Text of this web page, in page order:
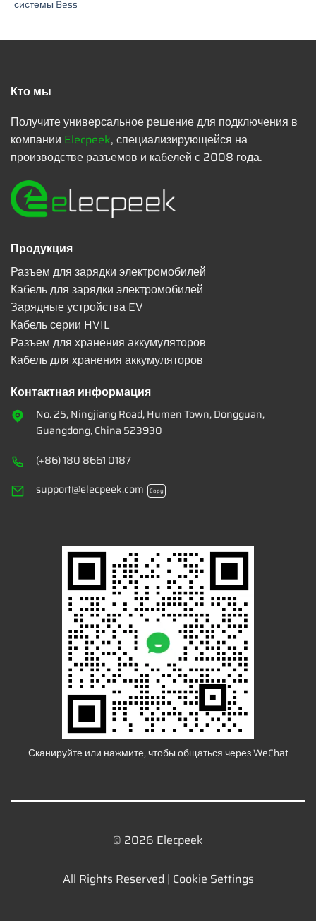
системы Bess
Кто мы
Получите универсальное решение для подключения в
компании Elecpeek, специализирующейся на
производстве разъемов и кабелей с 2008 года.
Продукция
Разъем для зарядки электромобилей
Кабель для зарядки электромобилей
Зарядные устройства EV
Кабель серии HVIL
Разъем для хранения аккумуляторов
Кабель для хранения аккумуляторов
Контактная информация
No. 25, Ningjiang Road, Humen Town, Dongguan,
Guangdong, China 523930
(+86) 180 8661 0187
support@elecpeek.com
Copy
Сканируйте или нажмите, чтобы общаться через WeChat
© 2026 Elecpeek
All Rights Reserved | Cookie Settings